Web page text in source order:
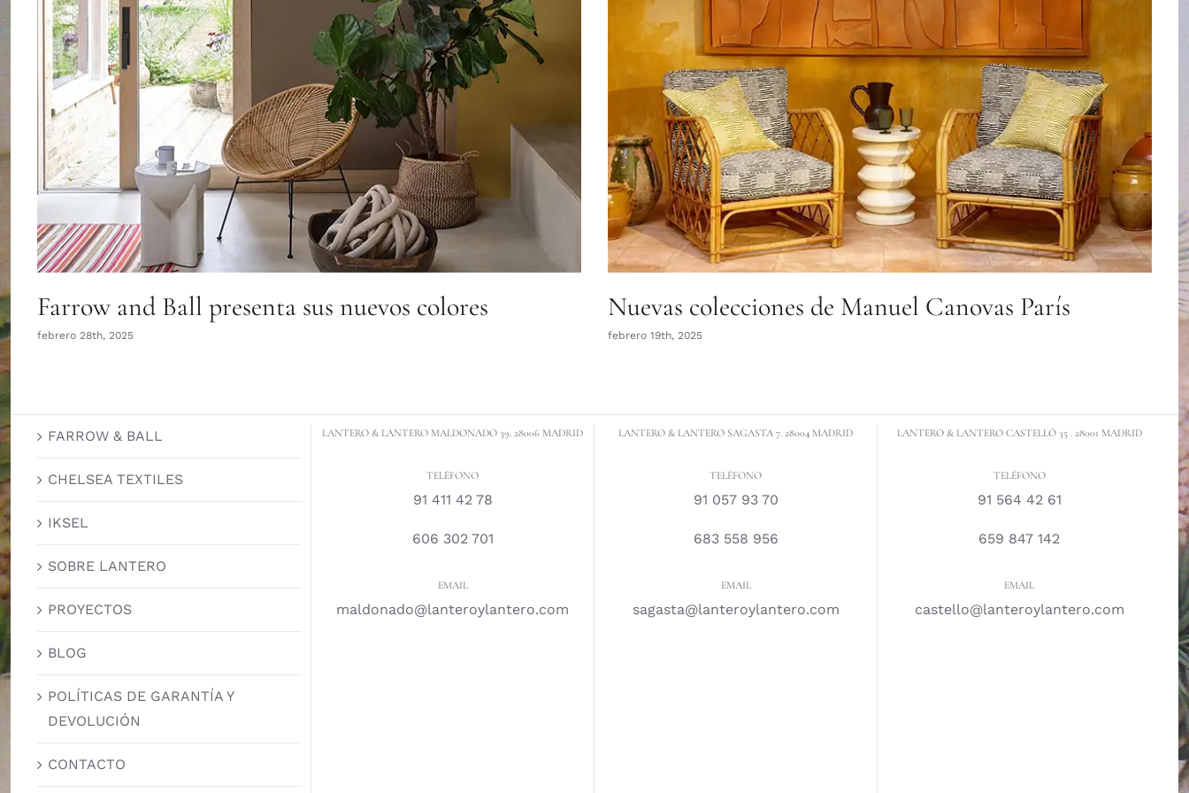
Farrow and Ball presenta sus nuevos colores
febrero 28th, 2025
Nuevas colecciones de Manuel Canovas París
febrero 19th, 2025
FARROW & BALL
CHELSEA TEXTILES
IKSEL
SOBRE LANTERO
PROYECTOS
BLOG
POLÍTICAS DE GARANTÍA Y
DEVOLUCIÓN
CONTACTO
LANTERO & LANTERO MALDONADO 39. 28006 MADRID
TELÉFONO
91 411 42 78
606 302 701
EMAIL
maldonado@lanteroylantero.com
LANTERO & LANTERO SAGASTA 7. 28004 MADRID
TELÉFONO
91 057 93 70
683 558 956
EMAIL
sagasta@lanteroylantero.com
LANTERO & LANTERO CASTELLÓ 35 . 28001 MADRID
TELÉFONO
91 564 42 61
659 847 142
EMAIL
castello@lanteroylantero.com